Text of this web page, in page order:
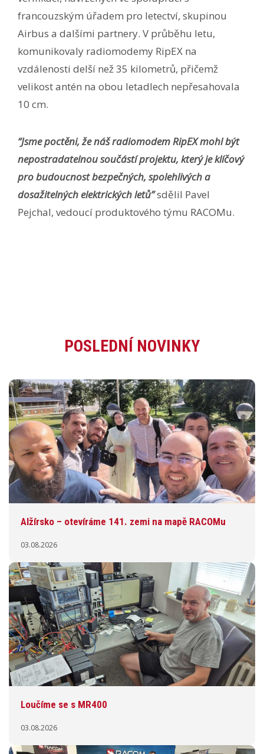
francouzským úřadem pro letectví, skupinou
Airbus a dalšími partnery. V průběhu letu,
komunikovaly radiomodemy RipEX na
vzdálenosti delší než 35 kilometrů, přičemž
velikost antén na obou letadlech nepřesahovala
10 cm.
“Jsme poctěni, že náš radiomodem RipEX mohl být
nepostradatelnou součástí projektu, který je klíčový
pro budoucnost bezpečných, spolehlivých a
dosažitelných elektrických letů”sdělil Pavel
Pejchal, vedoucí produktového týmu RACOMu.
POSLEDNÍ NOVINKY
Alžírsko – otevíráme 141. zemi na mapě RACOMu
03.08.2026
Loučíme se s MR400
03.08.2026